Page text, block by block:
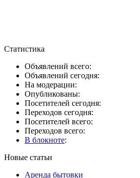
Статистика
Объявлений всего:
Объявлений сегодня:
На модерации:
Опубликованы:
Посетителей сегодня:
Переходов сегодня:
Посетителей всего:
Переходов всего:
В блокноте:
Новые статьи
Аренда бытовки